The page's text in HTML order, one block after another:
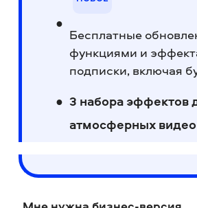
Бесплатные
функциями и
подписки, включая
3 набора эффектов
атмосферных видео